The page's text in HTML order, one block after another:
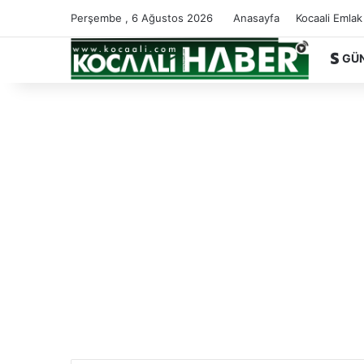
Perşembe , 6 Ağustos 2026 Anasayfa Kocaali Emlak